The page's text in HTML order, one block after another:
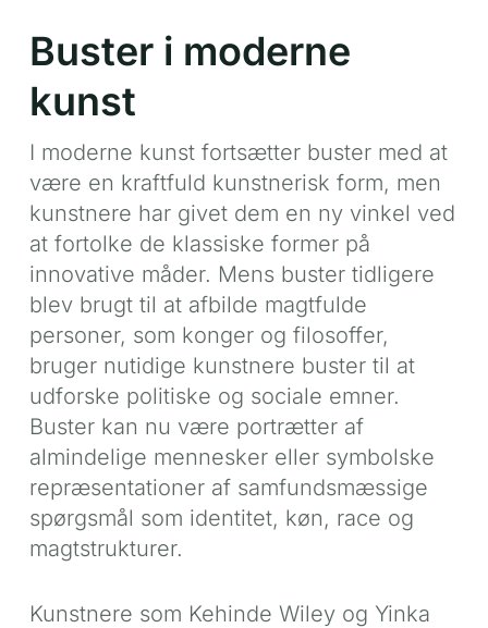
Buster i moderne
kunst
I moderne kunst fortsætter buster med at
være en kraftfuld kunstnerisk form, men
kunstnere har givet dem en ny vinkel ved
at fortolke de klassiske former på
innovative måder. Mens buster tidligere
blev brugt til at afbilde magtfulde
personer, som konger og filosoffer,
bruger nutidige kunstnere buster til at
udforske politiske og sociale emner.
Buster kan nu være portrætter af
almindelige mennesker eller symbolske
repræsentationer af samfundsmæssige
spørgsmål som identitet, køn, race og
magtstrukturer.
Kunstnere som Kehinde Wiley og Yinka